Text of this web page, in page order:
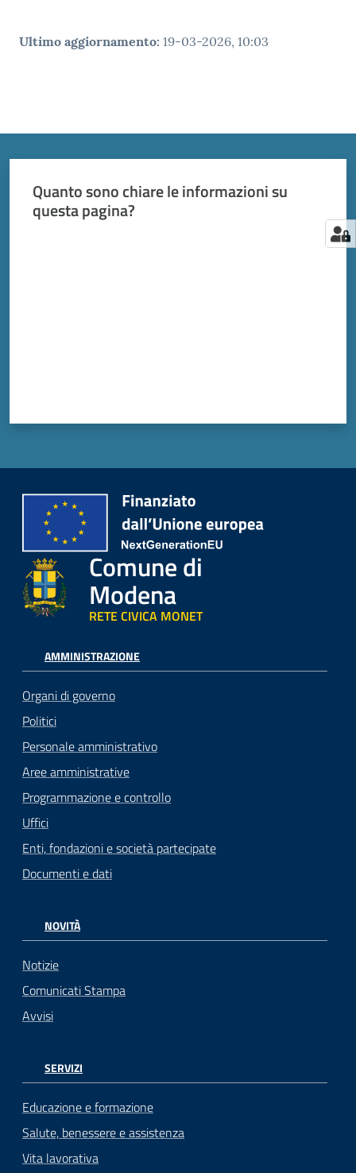
Ultimo aggiornamento: 19-03-2026, 10:03
Quanto sono chiare le informazioni su
questa pagina?
Comune di
Modena
RETE CIVICA MONET
AMMINISTRAZIONE
Organi di governo
Politici
Personale amministrativo
Aree amministrative
Programmazione e controllo
Uffici
Enti, fondazioni e società partecipate
Documenti e dati
NOVITÀ
Notizie
Comunicati Stampa
Avvisi
SERVIZI
Educazione e formazione
Salute, benessere e assistenza
Vita lavorativa